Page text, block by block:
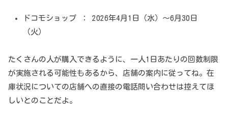
ドコモショップ ： 2026年4月1日（水）～6月30日
（火）
たくさんの人が購入できるように、一人1日あたりの回数制限
が実施される可能性もあるから、店舗の案内に従ってね。在
庫状況についての店舗への直接の電話問い合わせは控えてほ
しいとのことだよ。